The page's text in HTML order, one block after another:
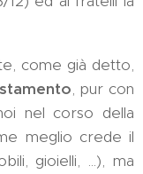
come già detto,
, pur con
nel corso della
meglio crede il
gioielli, ...), ma